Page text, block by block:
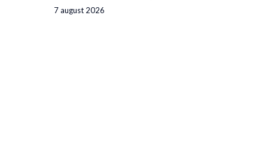
7 august 2026